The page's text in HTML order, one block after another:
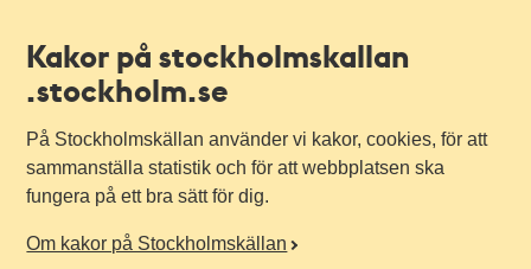
Kakor på stockholmskallan
.stockholm.se
På Stockholmskällan använder vi kakor, cookies, för att
sammanställa statistik och för att webbplatsen ska
fungera på ett bra sätt för dig.
Om kakor på Stockholmskällan